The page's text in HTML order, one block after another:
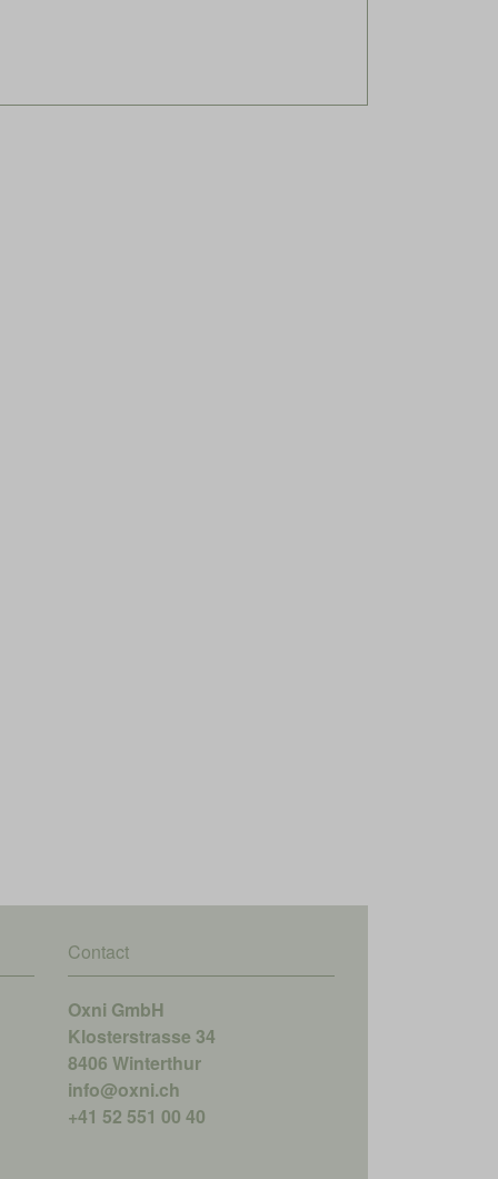
Contact
Oxni GmbH
Klosterstrasse 34
8406 Winterthur
info@oxni.ch
+41 52 551 00 40